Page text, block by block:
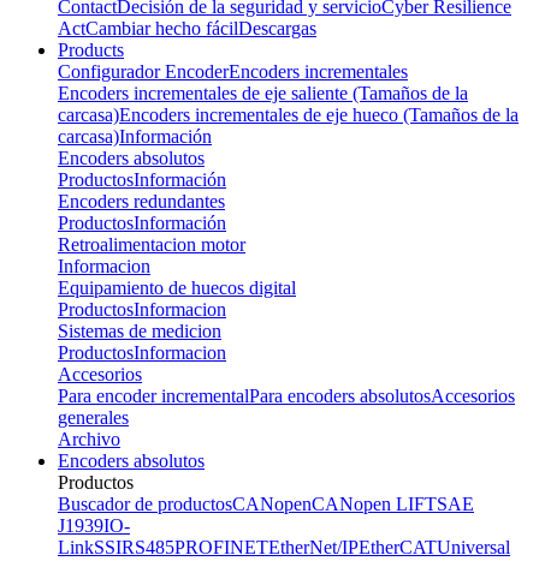
ContactDecisión de la seguridad y servicioCyber Resilience
ActCambiar hecho fácilDescargas
Products
Configurador EncoderEncoders incrementales
Encoders incrementales de eje saliente (Tamaños de la
carcasa)Encoders incrementales de eje hueco (Tamaños de la
carcasa)Información
Encoders absolutos
ProductosInformación
Encoders redundantes
ProductosInformación
Retroalimentacion motor
Informacion
Equipamiento de huecos digital
ProductosInformacion
Sistemas de medicion
ProductosInformacion
Accesorios
Para encoder incrementalPara encoders absolutosAccesorios
generales
Archivo
Encoders absolutos
Productos
Buscador de productosCANopenCANopen LIFTSAE
J1939IO-
LinkSSIRS485PROFINETEtherNet/IPEtherCATUniversal